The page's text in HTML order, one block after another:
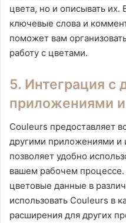
цвета, но и описывать
ключевые слова и
поможет вам
работу с цветами.
5. Интеграция с
приложениями
Couleurs предоставляет
другими приложениями и
позволяет удобно
вашем рабочем
цветовые данные в
использовать Couleurs в
расширения для других